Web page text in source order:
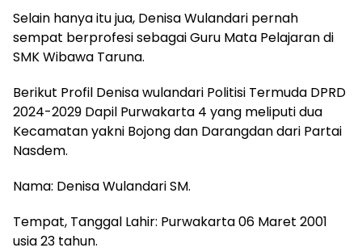
Selain hanya itu jua, Denisa Wulandari pernah
sempat berprofesi sebagai Guru Mata Pelajaran di
SMK Wibawa Taruna.
Berikut Profil Denisa wulandari Politisi Termuda DPRD
2024-2029 Dapil Purwakarta 4 yang meliputi dua
Kecamatan yakni Bojong dan Darangdan dari Partai
Nasdem.
Nama: Denisa Wulandari SM.
Tempat, Tanggal Lahir: Purwakarta 06 Maret 2001
usia 23 tahun.